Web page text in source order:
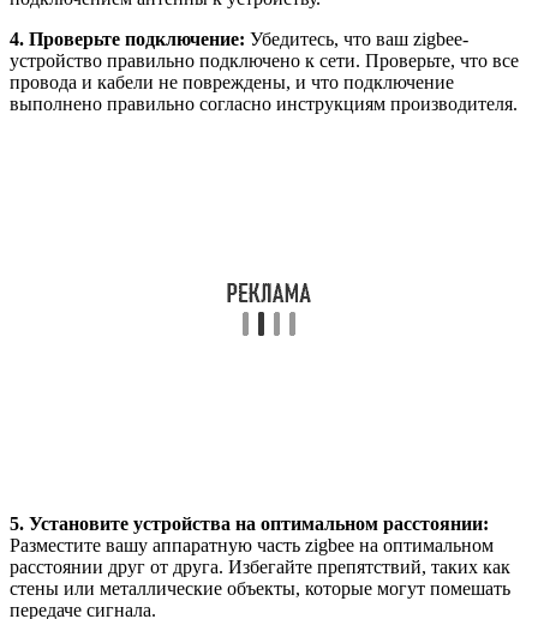
4. Проверьте подключение: Убедитесь, что ваш zigbee-
устройство правильно подключено к сети. Проверьте, что все
провода и кабели не повреждены, и что подключение
выполнено правильно согласно инструкциям производителя.
5. Установите устройства на оптимальном расстоянии:
Разместите вашу аппаратную часть zigbee на оптимальном
расстоянии друг от друга. Избегайте препятствий, таких как
стены или металлические объекты, которые могут помешать
передаче сигнала.